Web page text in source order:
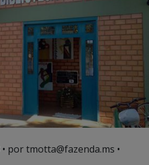
• por tmotta@fazenda.ms •